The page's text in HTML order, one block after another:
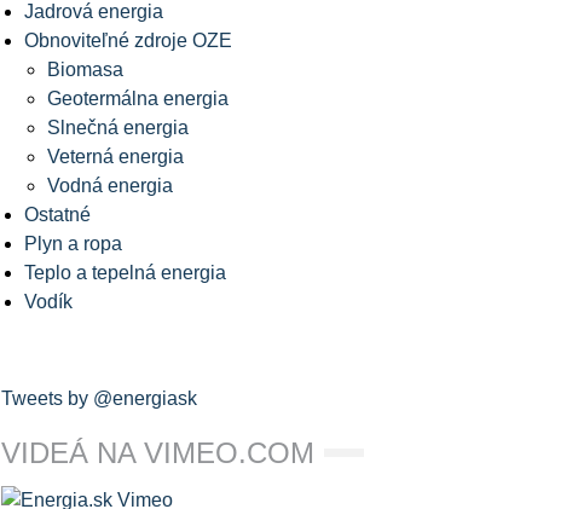
Jadrová energia
Obnoviteľné zdroje OZE
Biomasa
Geotermálna energia
Slnečná energia
Veterná energia
Vodná energia
Ostatné
Plyn a ropa
Teplo a tepelná energia
Vodík
Tweets by @energiask
VIDEÁ NA VIMEO.COM